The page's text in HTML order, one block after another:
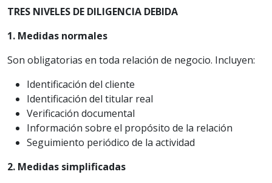
TRES NIVELES DE DILIGENCIA DEBIDA
1. Medidas normales
Son obligatorias en toda relación de negocio. Incluyen:
Identificación del cliente
Identificación del titular real
Verificación documental
Información sobre el propósito de la relación
Seguimiento periódico de la actividad
2. Medidas simplificadas